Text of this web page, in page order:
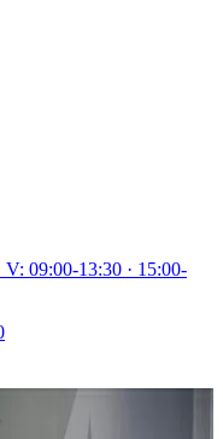
V: 09:00-13:30 · 15:00-